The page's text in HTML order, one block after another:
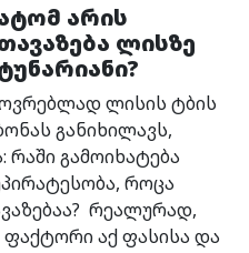
არის
ლისზე
ლისის ტბის
განიხილავს,
რაში გამოიხატება
როცა
რეალურად,
აქ ფასისა და